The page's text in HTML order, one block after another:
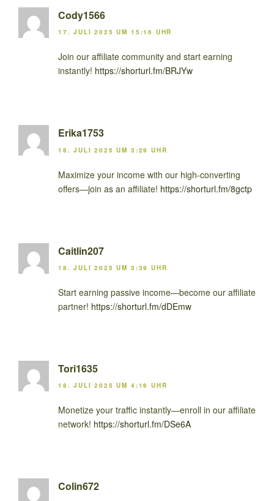
Cody1566
17. JULI 2025 UM 15:16 UHR
Join our affiliate community and start earning
instantly! https://shorturl.fm/BRJYw
Erika1753
18. JULI 2025 UM 3:29 UHR
Maximize your income with our high-converting
offers—join as an affiliate! https://shorturl.fm/8gctp
Caitlin207
18. JULI 2025 UM 3:39 UHR
Start earning passive income—become our affiliate
partner! https://shorturl.fm/dDEmw
Tori1635
18. JULI 2025 UM 4:16 UHR
Monetize your traffic instantly—enroll in our affiliate
network! https://shorturl.fm/DSe6A
Colin672